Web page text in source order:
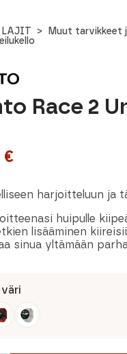
LAJIT Muut tarvikkeet
Race 2
€
harjoitteluun ja
huipulle
lisääminen
sinua yltämään